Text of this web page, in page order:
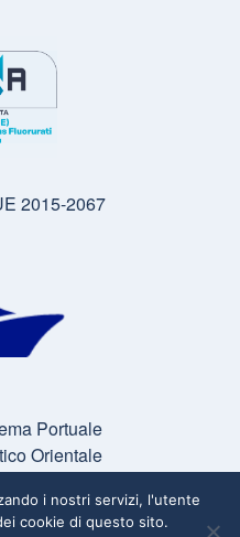
2015-2067
Portuale
Orientale
i nostri servizi, l'utente
cookie di questo sito.